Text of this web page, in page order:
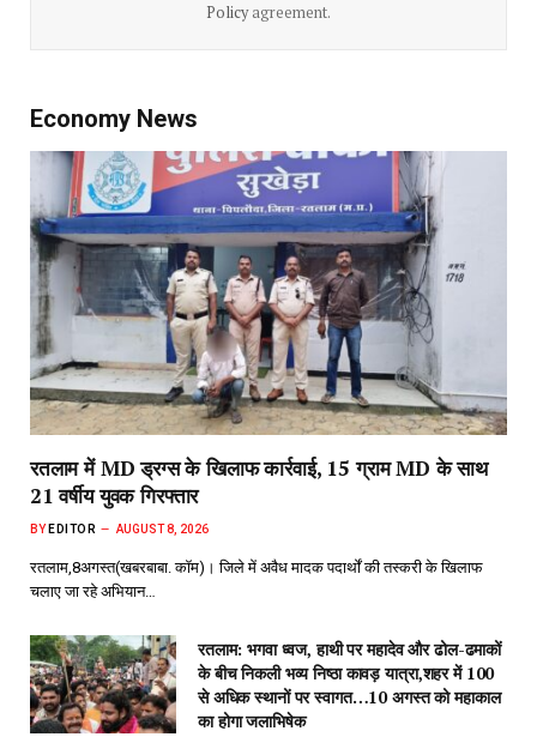
Policyagreement.
Economy News
रतलाम में MD ड्रग्स के खिलाफ कार्रवाई, 15 ग्राम MD के साथ
21 वर्षीय युवक गिरफ्तार
BY EDITOR AUGUST 8, 2026
रतलाम,8अगस्त(खबरबाबा. कॉम)। जिले में अवैध मादक पदार्थों की तस्करी के खिलाफ
चलाए जा रहे अभियान…
रतलाम: भगवा ध्वज, हाथी पर महादेव और ढोल-ढमाकों
के बीच निकली भव्य निष्ठा कावड़ यात्रा,शहर में 100
से अधिक स्थानों पर स्वागत…10 अगस्त को महाकाल
का होगा जलाभिषेक